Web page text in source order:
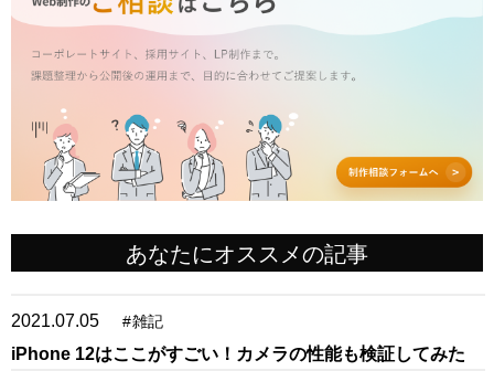
あなたにオススメの記事
2021.07.05 #雑記
iPhone 12はここがすごい！カメラの性能も検証してみた